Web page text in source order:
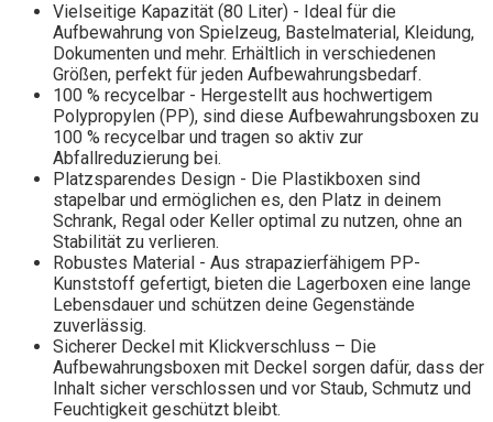
Vielseitige Kapazität (80 Liter) - Ideal für die
Aufbewahrung von Spielzeug, Bastelmaterial, Kleidung,
Dokumenten und mehr. Erhältlich in verschiedenen
Größen, perfekt für jeden Aufbewahrungsbedarf.
100 % recycelbar - Hergestellt aus hochwertigem
Polypropylen (PP), sind diese Aufbewahrungsboxen zu
100 % recycelbar und tragen so aktiv zur
Abfallreduzierung bei.
Platzsparendes Design - Die Plastikboxen sind
stapelbar und ermöglichen es, den Platz in deinem
Schrank, Regal oder Keller optimal zu nutzen, ohne an
Stabilität zu verlieren.
Robustes Material - Aus strapazierfähigem PP-
Kunststoff gefertigt, bieten die Lagerboxen eine lange
Lebensdauer und schützen deine Gegenstände
zuverlässig.
Sicherer Deckel mit Klickverschluss – Die
Aufbewahrungsboxen mit Deckel sorgen dafür, dass der
Inhalt sicher verschlossen und vor Staub, Schmutz und
Feuchtigkeit geschützt bleibt.